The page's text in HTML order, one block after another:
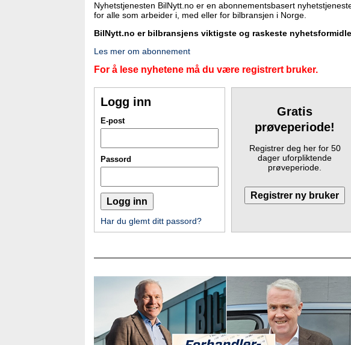
Nyhetstjenesten BilNytt.no er en abonnementsbasert
for alle som arbeider i, med eller for bilbransjen i Norge.
BilNytt.no er bilbransjens viktigste og raskeste
Les mer om abonnement
For å lese nyhetene må du være registrert bruker.
Logg inn
E-post
Passord
Har du glemt ditt passord?
Gratis
prøveperiode!
Registrer deg her for 50
dager uforpliktende
prøveperiode.